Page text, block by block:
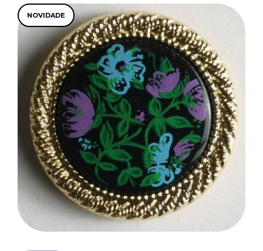
NOVIDADE